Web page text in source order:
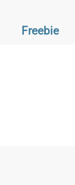
Freebie